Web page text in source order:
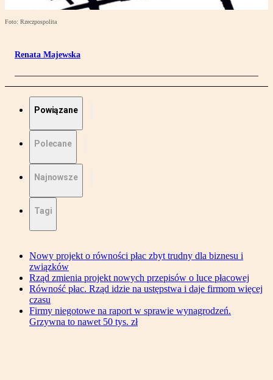
Foto: Rzeczpospolita
Renata Majewska
Powiązane
Polecane
Najnowsze
Tagi
Nowy projekt o równości płac zbyt trudny dla biznesu i
związków
Rząd zmienia projekt nowych przepisów o luce płacowej
Równość płac. Rząd idzie na ustępstwa i daje firmom więcej
czasu
Firmy niegotowe na raport w sprawie wynagrodzeń.
Grzywna to nawet 50 tys. zł